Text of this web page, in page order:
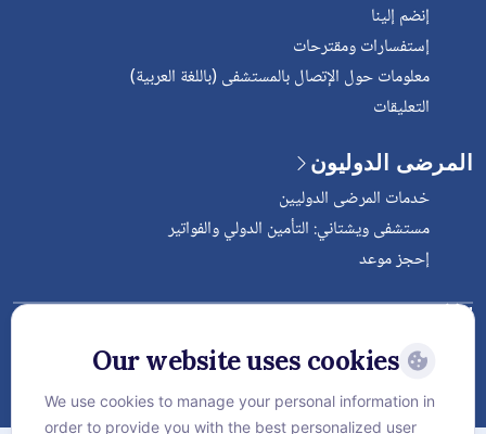
إنضم إلينا
إستفسارات ومقترحات
معلومات حول الإتصال بالمستشفى (باللغة العربية)
التعليقات
المرضى الدوليون
خدمات المرضى الدوليين
مستشفى ويشتاني: التأمين الدولي والفواتير
إحجز موعد
Follow Vejthani International
Hospital
Our website uses cookies
We use cookies to manage your personal information in
order to provide you with the best personalized user